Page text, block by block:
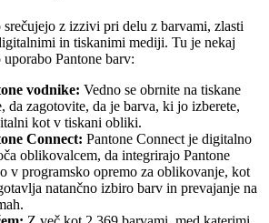
z izzivi pri delu z barvami, zlasti
in tiskanimi mediji. Tu je nekaj
Pantone barv:
vodnike: Vedno se obrnite na tiskane
da zagotovite, da je barva, ki jo izberete,
kot v tiskani obliki.
Connect: Pantone Connect je digitalno
oblikovalcem, da integrirajo Pantone
v programsko opremo za oblikovanje, kot
natančno izbiro barv in prevajanje na